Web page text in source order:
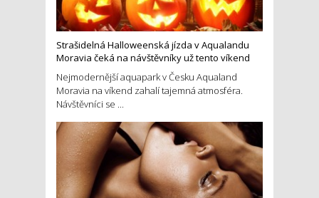
Strašidelná Halloweenská jízda v Aqualandu
Moravia čeká na návštěvníky už tento víkend
Nejmodernější aquapark v Česku Aqualand
Moravia na víkend zahalí tajemná atmosféra.
Návštěvníci se ...